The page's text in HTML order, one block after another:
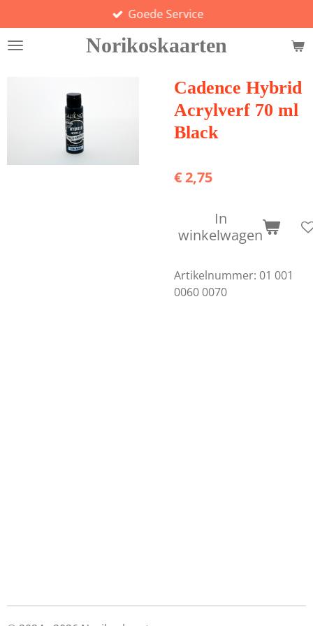
direct
naar
Norikoskaarten
Goede Service
Cadence Hybrid
Acrylverf 70 ml
Black
€ 2,75
In
winkelwagen
Artikelnummer: 01 001
0060 0070